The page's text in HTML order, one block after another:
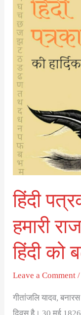
हिंदी
हमारी
हिंदी को
Leave a Comment
गीतांजलि यादव,
के
कारण
ही
हमारी
राजभाषा
एवं
मातृभाषा
हिंदी
को
बढ़ावा
मिला